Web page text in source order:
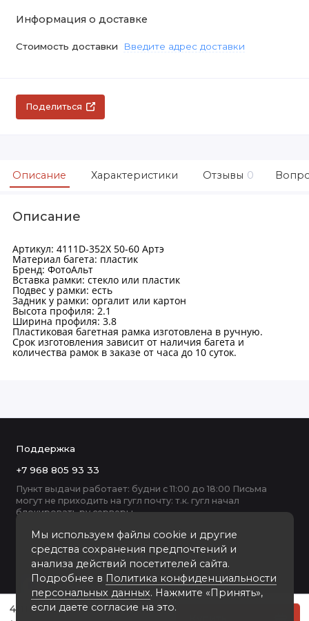
4111D-352X пластиковая рамка 50-60
Информация о доставке
Стоимость доставки Введите адрес доставки
Поделиться
Описание Характеристики Отзывы 0
Описание
Артикул: 4111D-352X 50-60 Артэ
Материал багета: пластик
Бренд: ФотоАльт
Вставка рамки: стекло или пластик
Подвес у рамки: есть
Задник у рамки: оргалит или картон
Высота профиля: 2.1
Ширина профиля: 3.8
Пластиковая багетная рамка изготовлена в ручную.
Срок изготовления зависит от наличия багета и
количества рамок в заказе от часа до 10 суток.
Мы используем файлы cookie и другие
средства сохранения предпочтений и
анализа действий посетителей сайта.
Подробнее в Политика конфиденциальности
персональных данных. Нажмите «Принять»,
если даете согласие на это.
Поддержка
+7 968 805 93 33
Пункт выдачи работает: будни с 11:00 до 18:00 Письма
могут не приходить на гугл почту: т.к. гугл начал
блокировать ру серверы